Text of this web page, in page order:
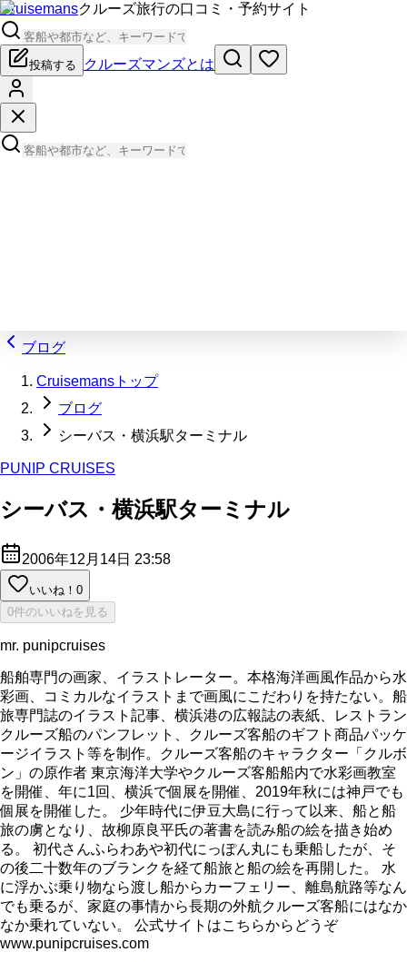
Cruisemansクルーズ旅行の口コミ・予約サイト
投稿する クルーズマンズとは
ブログ
Cruisemansトップ
ブログ
シーバス・横浜駅ターミナル
PUNIP CRUISES
シーバス・横浜駅ターミナル
2006年12月14日 23:58
いいね！ 0
0件のいいねを見る
mr. punipcruises
船舶専門の画家、イラストレーター。本格海洋画風作品から水
彩画、コミカルなイラストまで画風にこだわりを持たない。船
旅専門誌のイラスト記事、横浜港の広報誌の表紙、レストラン
クルーズ船のパンフレット、クルーズ客船のギフト商品パッケ
ージイラスト等を制作。クルーズ客船のキャラクター「クルボ
ン」の原作者 東京海洋大学やクルーズ客船船内で水彩画教室
を開催、年に1回、横浜で個展を開催、2019年秋には神戸でも
個展を開催した。 少年時代に伊豆大島に行って以来、船と船
旅の虜となり、故柳原良平氏の著書を読み船の絵を描き始め
る。 初代さんふらわあや初代にっぽん丸にも乗船したが、そ
の後二十数年のブランクを経て船旅と船の絵を再開した。 水
に浮かぶ乗り物なら渡し船からカーフェリー、離島航路等なん
でも乗るが、家庭の事情から長期の外航クルーズ客船にはなか
なか乗れていない。 公式サイトはこちらからどうぞ
www.punipcruises.com